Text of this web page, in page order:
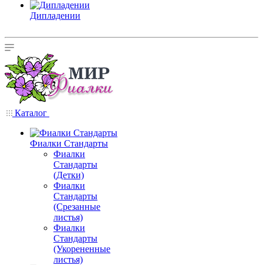
Дипладении
Каталог
Фиалки Стандарты
Фиалки
Стандарты
(Детки)
Фиалки
Стандарты
(Срезанные
листья)
Фиалки
Стандарты
(Укорененные
листья)